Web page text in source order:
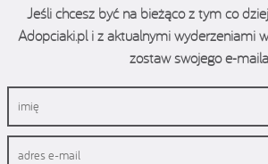
Jeśli chcesz być na bieżąco z tym co
Adopciaki.pl i z aktualnymi wyderzeniami
zostaw swojego e-